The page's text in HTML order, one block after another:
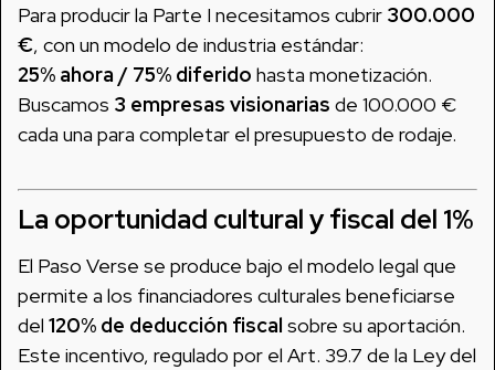
Para producir la Parte I necesitamos cubrir 300.000
€, con un modelo de industria estándar:
25% ahora / 75% diferido hasta monetización.
Buscamos 3 empresas visionarias de 100.000 €
cada una para completar el presupuesto de rodaje.
La oportunidad cultural y fiscal del 1%
El Paso Verse se produce bajo el modelo legal que
permite a los financiadores culturales beneficiarse
del 120% de deducción fiscal sobre su aportación.
Este incentivo, regulado por el Art. 39.7 de la Ley del